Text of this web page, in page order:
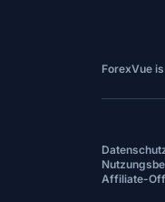
ForexVue
Affiliate-